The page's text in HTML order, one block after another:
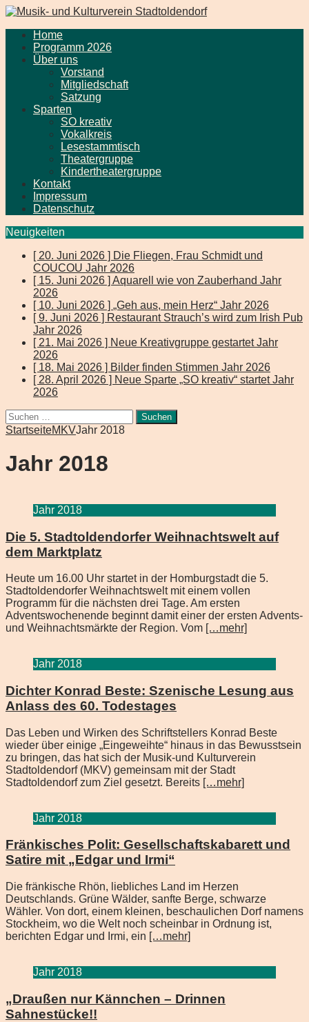
Home
Programm 2026
Über uns
Vorstand
Mitgliedschaft
Satzung
Sparten
SO kreativ
Vokalkreis
Lesestammtisch
Theatergruppe
Kindertheatergruppe
Kontakt
Impressum
Datenschutz
Neuigkeiten
[ 20. Juni 2026 ] Die Fliegen, Frau Schmidt und
COUCOU Jahr 2026
[ 15. Juni 2026 ] Aquarell wie von Zauberhand Jahr
2026
[ 10. Juni 2026 ] „Geh aus, mein Herz“ Jahr 2026
[ 9. Juni 2026 ] Restaurant Strauch’s wird zum Irish Pub
Jahr 2026
[ 21. Mai 2026 ] Neue Kreativgruppe gestartetJahr
2026
[ 18. Mai 2026 ] Bilder finden Stimmen Jahr 2026
[ 28. April 2026 ] Neue Sparte „SO kreativ“ startetJahr
2026
Suchen
nach:
StartseiteMKVJahr 2018
Jahr 2018
Jahr 2018
Die 5. Stadtoldendorfer Weihnachtswelt auf
dem Marktplatz
Heute um 16.00 Uhr startet in der Homburgstadt die 5.
Stadtoldendorfer Weihnachtswelt mit einem vollen
Programm für die nächsten drei Tage. Am ersten
Adventswochenende beginnt damit einer der ersten Advents-
und Weihnachtsmärkte der Region. Vom […mehr]
Jahr 2018
Dichter Konrad Beste: Szenische Lesung aus
Anlass des 60. Todestages
Das Leben und Wirken des Schriftstellers Konrad Beste
wieder über einige „Eingeweihte“ hinaus in das Bewusstsein
zu bringen, das hat sich der Musik-und Kulturverein
Stadtoldendorf (MKV) gemeinsam mit der Stadt
Stadtoldendorf zum Ziel gesetzt. Bereits […mehr]
Jahr 2018
Fränkisches Polit: Gesellschaftskabarett und
Satire mit „Edgar und Irmi“
Die fränkische Rhön, liebliches Land im Herzen
Deutschlands. Grüne Wälder, sanfte Berge, schwarze
Wähler. Von dort, einem kleinen, beschaulichen Dorf namens
Stockheim, wo die Welt noch scheinbar in Ordnung ist,
berichten Edgar und Irmi, ein […mehr]
Jahr 2018
„Draußen nur Kännchen – Drinnen
Sahnestücke!!